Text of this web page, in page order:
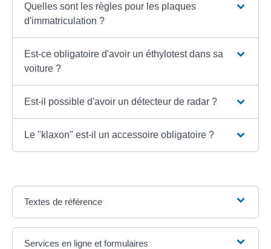
Quelles sont les règles pour les plaques
d'immatriculation ?
Est-ce obligatoire d'avoir un éthylotest dans sa
voiture ?
Est-il possible d'avoir un détecteur de radar ?
Le "klaxon" est-il un accessoire obligatoire ?
Textes de référence
Services en ligne et formulaires